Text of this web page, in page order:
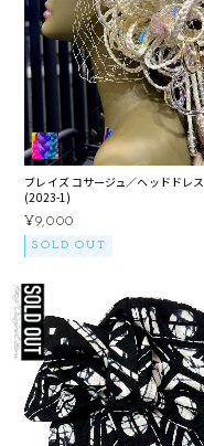
ブレイズ コサージュ／ヘッドドレス
(2023-1)
¥9,000
SOLD OUT